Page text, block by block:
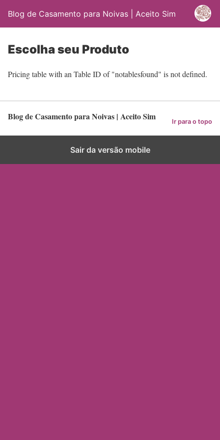
Blog de Casamento para Noivas | Aceito Sim
Escolha seu Produto
Pricing table with an Table ID of "notablesfound" is not defined.
Blog de Casamento para Noivas | Aceito Sim Ir para o topo
Sair da versão mobile